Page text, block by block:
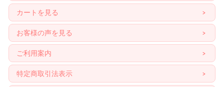
カートを見る
お客様の声を見る
ご利用案内
特定商取引法表示